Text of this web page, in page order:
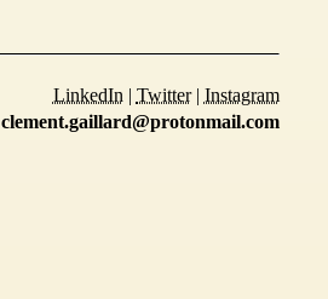
LinkedIn | Twitter| Instagram
clement.gaillard@protonmail.com